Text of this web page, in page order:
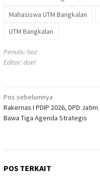
Mahasiswa UTM Bangkalan
UTM Bangkalan
Penulis: haz
Editor: doel
Navigasi
pos
Pos sebelumnya
Rakernas I PDIP 2026, DPD Jatim
Bawa Tiga Agenda Strategis
POS TERKAIT